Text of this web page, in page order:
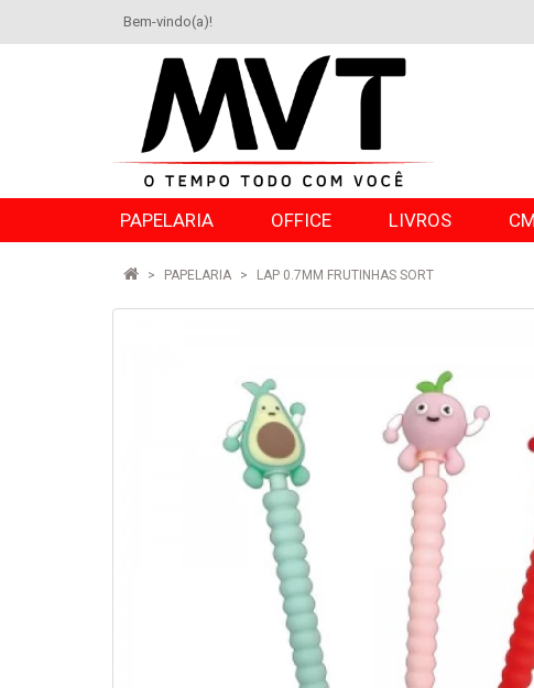
Bem-vindo(a)!
PAPELARIA OFFICE LIVROS
PAPELARIA LAP 0.7MM FRUTINHAS SORT